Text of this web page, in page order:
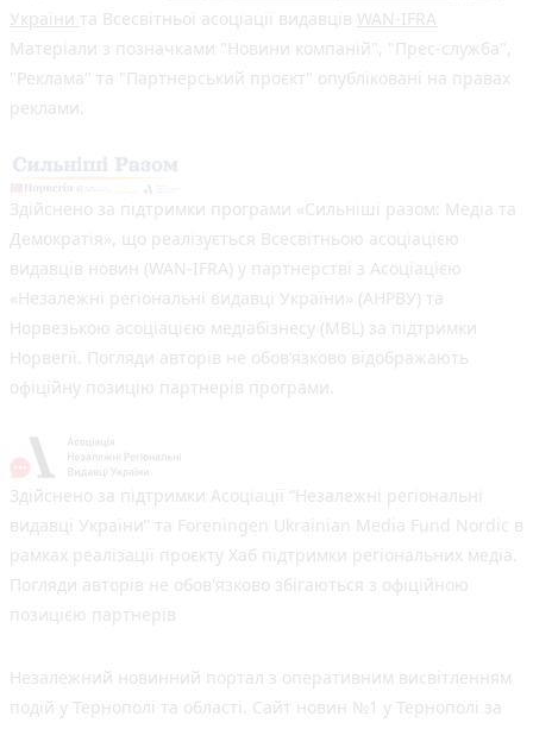
України та Всесвітньої асоціації видавців WAN-IFRA
Матеріали з позначками "Новини компаній", "Прес-служба",
"Реклама" та "Партнерський проєкт" опубліковані на правах
реклами.
Здійснено за підтримки програми «Сильніші разом: Медіа та
Демократія», що реалізується Всесвітньою асоціацією
видавців новин (WAN-IFRA) у партнерстві з Асоціацією
«Незалежні регіональні видавці України» (АНРВУ) та
Норвезькою асоціацією медіабізнесу (MBL) за підтримки
Норвегії. Погляди авторів не обов’язково відображають
офіційну позицію партнерів програми.
Здійснено за підтримки Асоціації “Незалежні регіональні
видавці України” та Foreningen Ukrainian Media Fund Nordic в
рамках реалізації проєкту Хаб підтримки регіональних медіа.
Погляди авторів не обов'язково збігаються з офіційною
позицією партнерів
Незалежний новинний портал з оперативним висвітленням
подій у Тернополі та області. Сайт новин №1 у Тернополі за